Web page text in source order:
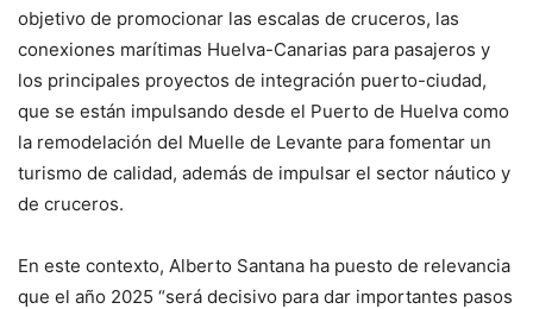
objetivo de promocionar las escalas de cruceros, las
conexiones marítimas Huelva-Canarias para pasajeros y
los principales proyectos de integración puerto-ciudad,
que se están impulsando desde el Puerto de Huelva como
la remodelación del Muelle de Levante para fomentar un
turismo de calidad, además de impulsar el sector náutico y
de cruceros.
En este contexto, Alberto Santana ha puesto de relevancia
que el año 2025 “será decisivo para dar importantes pasos